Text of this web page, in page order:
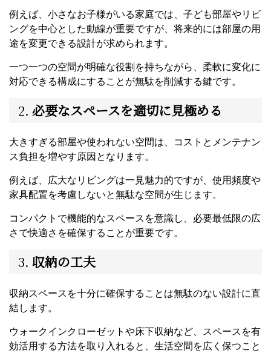
例えば、小さなお子様がいる家庭では、子ども部屋やリビ
ングを中心とした動線が重要ですが、将来的には部屋の用
途を変更できる設計が求められます。
一つ一つの空間が明確な役割を持ちながら、柔軟に変化に
対応できる構成にすることが無駄を削減する鍵です。
2. 必要なスペースを適切に見極める
大きすぎる部屋や使われない空間は、コストとメンテナン
ス負担を増やす原因となります。
例えば、広大なリビングは一見魅力的ですが、使用頻度や
家具配置を考慮しないと無駄な空間が生じます。
コンパクトで機能的なスペースを意識し、必要最低限の広
さで快適さを確保することが重要です。
3. 収納の工夫
収納スペースを十分に確保することは無駄のない設計に直
結します。
ウォークインクローゼットや床下収納など、スペースを有
効活用する方法を取り入れると、生活空間を広く保つこと